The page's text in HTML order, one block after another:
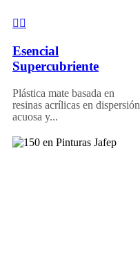
Esencial
Supercubriente
Plástica mate basada en
resinas acrílicas en dispersión
acuosa y...